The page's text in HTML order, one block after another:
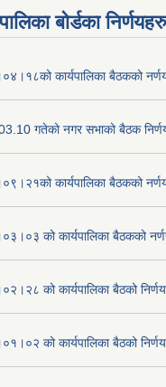
बोर्डका निर्णयहरु
कार्यपालिका बैठकको
गतेको नगर सभाको बैठक
कार्यपालिका बैठकको
को कार्यपालिका बैठकको
को कार्यपालिका बैठको
को कार्यपालिका बैठको निर्णय